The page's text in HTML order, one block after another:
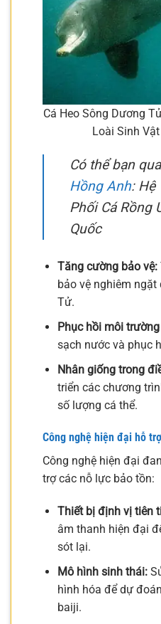
Cá Heo Sông Dương
Loài Sinh
Có thể bạn
Hồng Anh: Hệ
Phối Cá Rồng
Quốc
Tăng cường bảo vệ:
bảo vệ nghiêm
Tử.
Phục hồi môi
sạch nước và phục
Nhân giống trong
triển các chương
số lượng cá thể.
Công nghệ hiện đại hỗ
Công nghệ hiện đại
trợ các nỗ lực bảo tồn:
Thiết bị định vị tiên
âm thanh hiện đại
sót lại.
Mô hình sinh thái:
hình hóa để dự
baiji.